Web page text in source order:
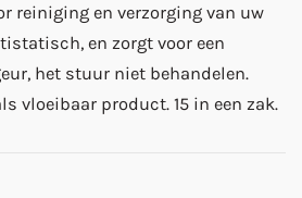
reiniging en verzorging van uw
en zorgt voor een
het stuur niet behandelen.
vloeibaar product. 15 in een zak.